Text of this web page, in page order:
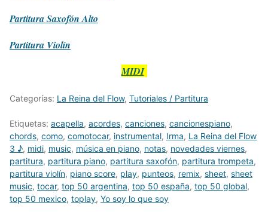
PartituraSaxofón Alto
Partitura Violín
MIDI
Categorías: La Reina del Flow, Tutoriales / Partitura
Etiquetas: acapella, acordes, canciones, cancionespiano,
chords, como, comotocar, instrumental, Irma, La Reina del Flow
3 ♪, midi, music, música en piano, notas, novedades viernes,
partitura, partitura piano, partitura saxofón, partitura trompeta,
partitura violín, piano score, play, punteos, remix, sheet, sheet
music, tocar, top 50 argentina, top 50 españa, top 50 global,
top 50 mexico, toplay, Yo soy lo que soy